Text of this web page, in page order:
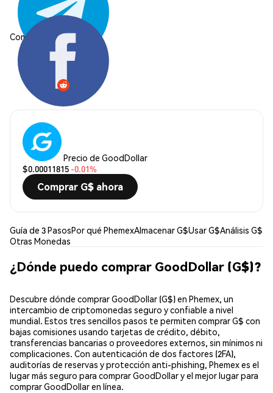
Compartir:
Precio de GoodDollar
$0.00011815 -0.01%
Comprar G$ ahora
Guía de 3 PasosPor qué PhemexAlmacenar G$Usar G$Análisis G$
Otras Monedas
¿Dónde puedo comprar GoodDollar (G$)?
Descubre dónde comprar GoodDollar (G$) en Phemex, un
intercambio de criptomonedas seguro y confiable a nivel
mundial. Estos tres sencillos pasos te permiten comprar G$ con
bajas comisiones usando tarjetas de crédito, débito,
transferencias bancarias o proveedores externos, sin mínimos ni
complicaciones. Con autenticación de dos factores (2FA),
auditorías de reservas y protección anti-phishing, Phemex es el
lugar más seguro para comprar GoodDollar y el mejor lugar para
comprar GoodDollar en línea.